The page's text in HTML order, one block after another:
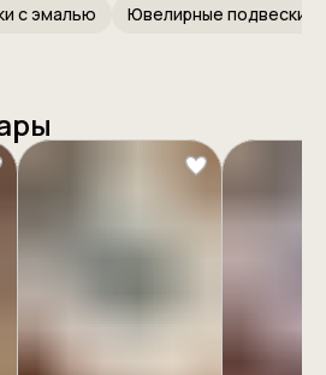
с эмалью Ювелирные подвески